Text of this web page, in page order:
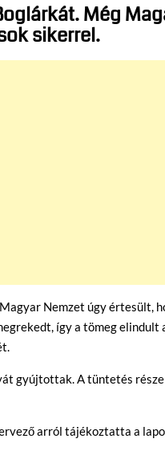
Még
sikerrel.
Nemzet úgy értesült,
így a tömeg elindult
gyújtottak. A tüntetés része
arról tájékoztatta a